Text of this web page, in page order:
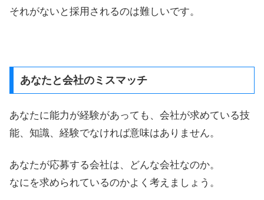
それがないと採用されるのは難しいです。
あなたと会社のミスマッチ
あなたに能力が経験があっても、会社が求めている技
能、知識、経験でなければ意味はありません。
あなたが応募する会社は、どんな会社なのか。
なにを求められているのかよく考えましょう。